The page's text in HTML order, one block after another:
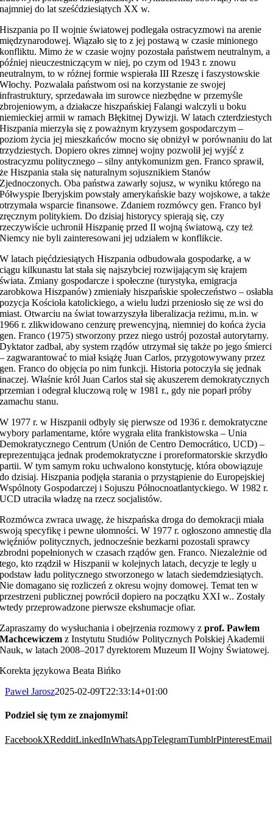
najmniej do lat sześćdziesiątych XX w.
Hiszpania po II wojnie światowej podlegała ostracyzmowi na arenie
międzynarodowej. Wiązało się to z jej postawą w czasie minionego
konfliktu. Mimo że w czasie wojny pozostała państwem neutralnym, a
później nieuczestniczącym w niej, po czym od 1943 r. znowu
neutralnym, to w różnej formie wspierała III Rzeszę i faszystowskie
Włochy. Pozwalała państwom osi na korzystanie ze swojej
infrastruktury, sprzedawała im surowce niezbędne w przemyśle
zbrojeniowym, a działacze hiszpańskiej Falangi walczyli u boku
niemieckiej armii w ramach Błękitnej Dywizji. W latach czterdziestych
Hiszpania mierzyła się z poważnym kryzysem gospodarczym –
poziom życia jej mieszkańców mocno się obniżył w porównaniu do lat
trzydziestych. Dopiero okres zimnej wojny pozwolił jej wyjść z
ostracyzmu politycznego – silny antykomunizm gen. Franco sprawił,
że Hiszpania stała się naturalnym sojusznikiem Stanów
Zjednoczonych. Oba państwa zawarły sojusz, w wyniku którego na
Półwyspie Iberyjskim powstały amerykańskie bazy wojskowe, a także
otrzymała wsparcie finansowe. Zdaniem rozmówcy gen. Franco był
zręcznym politykiem. Do dzisiaj historycy spierają się, czy
rzeczywiście uchronił Hiszpanię przed II wojną światową, czy też
Niemcy nie byli zainteresowani jej udziałem w konflikcie.
W latach pięćdziesiątych Hiszpania odbudowała gospodarkę, a w
ciągu kilkunastu lat stała się najszybciej rozwijającym się krajem
świata. Zmiany gospodarcze i społeczne (turystyka, emigracja
zarobkowa Hiszpanów) zmieniały hiszpańskie społeczeństwo – osłabła
pozycja Kościoła katolickiego, a wielu ludzi przeniosło się ze wsi do
miast. Otwarciu na świat towarzyszyła liberalizacja reżimu, m.in. w
1966 r. zlikwidowano cenzurę prewencyjną, niemniej do końca życia
gen. Franco (1975) stworzony przez niego ustrój pozostał autorytarny.
Dyktator zadbał, aby system rządów utrzymał się także po jego śmierci
– zagwarantować to miał książę Juan Carlos, przygotowywany przez
gen. Franco do objęcia po nim funkcji. Historia potoczyła się jednak
inaczej. Właśnie król Juan Carlos stał się akuszerem demokratycznych
przemian i odegrał kluczową rolę w 1981 r., gdy nie poparł próby
zamachu stanu.
W 1977 r. w Hiszpanii odbyły się pierwsze od 1936 r. demokratyczne
wybory parlamentarne, które wygrała elita frankistowska – Unia
Demokratycznego Centrum (Unión de Centro Democrático, UCD) –
reprezentująca jednak prodemokratyczne i proreformatorskie skrzydło
partii. W tym samym roku uchwalono konstytucję, która obowiązuje
do dzisiaj. Hiszpania podjęła starania o przystąpienie do Europejskiej
Wspólnoty Gospodarczej i Sojuszu Północnoatlantyckiego. W 1982 r.
UCD utraciła władzę na rzecz socjalistów.
Rozmówca zwraca uwagę, że hiszpańska droga do demokracji miała
swoją specyfikę i pewne ułomności. W 1977 r. ogłoszono amnestię dla
więźniów politycznych, jednocześnie bezkarni pozostali sprawcy
zbrodni popełnionych w czasach rządów gen. Franco. Niezależnie od
tego, kto rządził w Hiszpanii w kolejnych latach, decyzje te legły u
podstaw ładu politycznego stworzonego w latach siedemdziesiątych.
Nie domagano się rozliczeń z okresu wojny domowej. Temat ten w
przestrzeni publicznej powrócił dopiero na początku XXI w.. Zostały
wtedy przeprowadzone pierwsze ekshumacje ofiar.
Zapraszamy do wysłuchania i obejrzenia rozmowy zprof. Pawłem
Machcewiczemz Instytutu Studiów Politycznych Polskiej Akademii
Nauk, w latach 2008–2017 dyrektorem Muzeum II Wojny Światowej.
Korekta językowa Beata Bińko
Paweł Jarosz2025-02-09T22:33:14+01:00
Podziel się tym ze znajomymi!
FacebookXRedditLinkedInWhatsAppTelegramTumblrPinterestEmail